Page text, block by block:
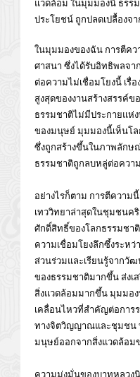
แวดล้อม ในมุมมองนี้ ธรร
ประโยชน์ ถูกปลดเปลื้อง
ในมุมมองของฉัน การตีคว
ศาสนา ซึ่งได้รับอิทธิพลจา
ต่อความไม่เชื่อมโยงนี้ เรื่
สูงสุดของงานสร้างสรรค์ข
ธรรมชาติไม่มีประกายแห่
ของมนุษย์ มุมมองนี้เห็นโ
ซึ่งถูกสร้างขึ้นในภาพลักษ
ธรรมชาติถูกลบหลู่ต่อควา
อย่างไรก็ตาม การตีความ
เทววิทยาล่าสุดในชุมชนค
ศักดิ์สิทธิ์ของโลกธรรมชา
ความเชื่อมโยงลึกซึ้งระห
ส่วนร่วมและเรียนรู้จากวั
ของธรรมชาติมากขึ้น ส่ง
สิ่งแวดล้อมมากขึ้น มุมมอ
เคลื่อนไหวที่สำคัญต่อการ
ทางจิตวิญญาณและชุมชน
มนุษย์ออกจากสิ่งแวดล้อม
ความมุ่งมั่นของบาทหลวง